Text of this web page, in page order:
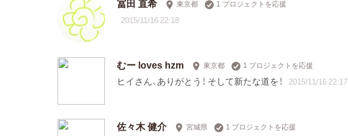
東京都 1 プロジェクトを応援
2015/11/16 22:18
むー loves hzm 東京都 1 プロジェクトを応援
ヒイさん、ありがとう！ そして新たな道を！ 2015/11/16 22:17
佐々木 健介 宮城県 1 プロジェクトを応援